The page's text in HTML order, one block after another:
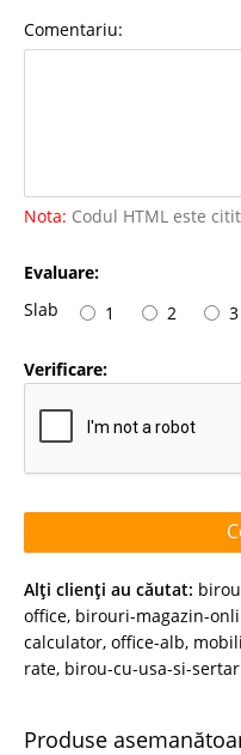
Comentariu:
Nota: Codul HTML este
Evaluare:
Slab
1 2 3
Verificare:
Alţi clienţi au căutat:
office, birouri-magazin-
calculator, office-alb,
rate, birou-cu-usa-si-sertar
Produse